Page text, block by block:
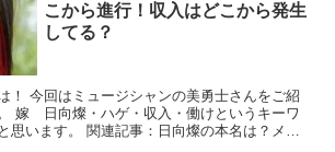
こから進行！収入はどこから発生
してる？
！ 今回はミュージシャンの美勇士さんをご紹
嫁 日向燦・ハゲ・収入・働けというキーワ
思います。 関連記事：日向燦の本名は？メロ